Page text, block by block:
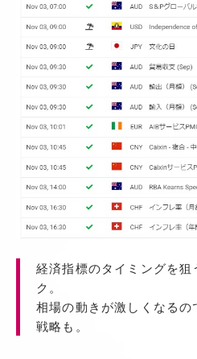
経済指標のタイミングを狙
ク。
相場の動きが激しくなる
戦略も。